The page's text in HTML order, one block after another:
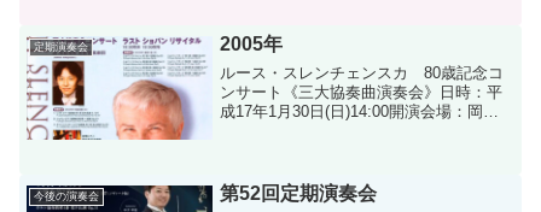
ト／モテ...
定期演奏会 2005年
ルース・スレンチェンスカ 80歳記念コ
ンサート《三大協奏曲演奏会》日時：平
成17年1月30日(日)14:00開演会場：岡山
調 リス...
今後の演奏会 第52回定期演奏会